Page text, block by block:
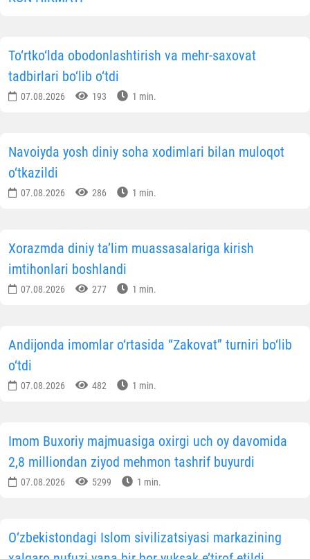
To‘rtko‘lda obodonlashtirish va mehr-saxovat
tadbirlari bo‘lib o‘tdi
07.08.2026 193 1 min.
Navoiyda yosh diniy soha xodimlari bilan muloqot
o‘tkazildi
07.08.2026 286 1 min.
Xorazmda diniy ta’lim muassasalariga kirish
imtihonlari boshlandi
07.08.2026 277 1 min.
Andijonda imomlar o‘rtasida “Zakovat” turniri bo‘lib
o‘tdi
07.08.2026 482 1 min.
Imom Buxoriy majmuasiga oxirgi uch oy davomida
2,8 milliondan ziyod mehmon tashrif buyurdi
07.08.2026 5299 1 min.
O‘zbekistondagi Islom sivilizatsiyasi markazining